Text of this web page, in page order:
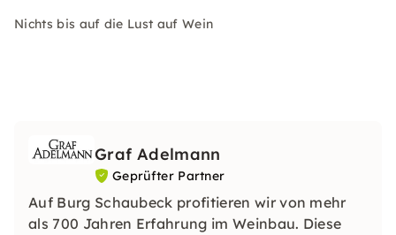
Nichts bis auf die Lust auf Wein
Graf Adelmann
Geprüfter Partner
Auf Burg Schaubeck profitieren wir von mehr
als 700 Jahren Erfahrung im Weinbau. Diese